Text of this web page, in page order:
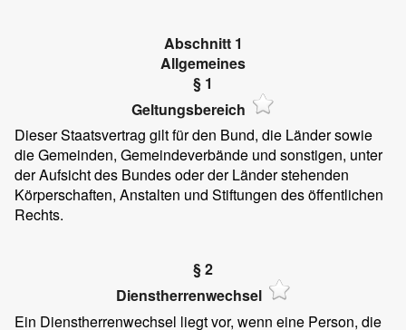
Abschnitt 1
Allgemeines
§ 1
Geltungsbereich
Dieser Staatsvertrag gilt für den Bund, die Länder sowie
die Gemeinden, Gemeindeverbände und sonstigen, unter
der Aufsicht des Bundes oder der Länder stehenden
Körperschaften, Anstalten und Stiftungen des öffentlichen
Rechts.
§ 2
Dienstherrenwechsel
Ein Dienstherrenwechsel liegt vor, wenn eine Person, die